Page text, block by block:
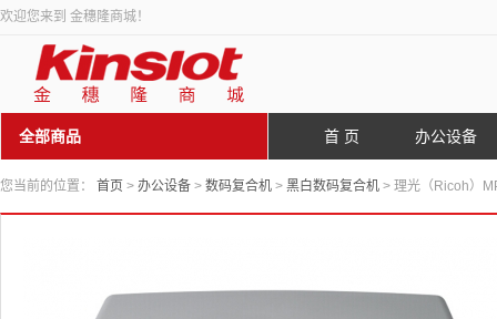
欢迎您来到 金穗隆商城！
全部商品 首 页 办公设备
您当前的位置： 首页 > 办公设备 > 数码复合机 > 黑白数码复合机 > 理光（Ricoh）